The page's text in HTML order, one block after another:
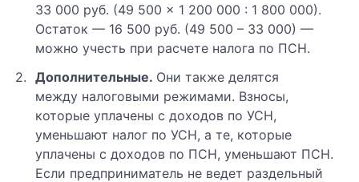
33 000 руб. (49 500 × 1 200 000 : 1 800 000).
Остаток — 16 500 руб. (49 500 – 33 000) —
можно учесть при расчете налога по ПСН.
Дополнительные. Они также делятся
между налоговыми режимами. Взносы,
которые уплачены с доходов по УСН,
уменьшают налог по УСН, а те, которые
уплачены с доходов по ПСН, уменьшают ПСН.
Если предприниматель не ведет раздельный